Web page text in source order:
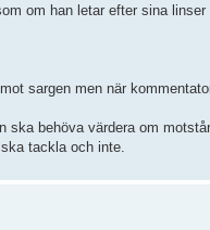
om han letar efter sina
sargen men när
ska behöva värdera om
tackla och inte.